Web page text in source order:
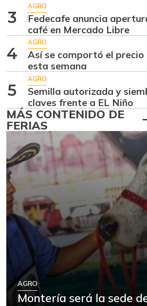
3
AGRO
Fedecafe anuncia
café en Mercado Libre
4
AGRO
Así se comportó el precio
esta semana
5
AGRO
Semilla autorizada y
claves frente a EL Niño
MÁS CONTENIDO DE
FERIAS
AGRO
Montería será la sede